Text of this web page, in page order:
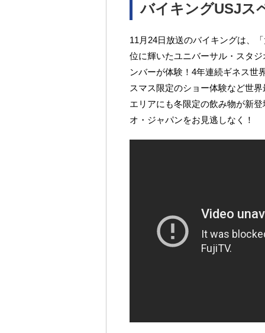
バイキングUSJス
11月24日放送のバイキングは、
位に輝いたユニバーサル・スタ
ンバーが体験！4年連続ギネス世
スマス限定のショー体験など世
エリアにも冬限定の飲み物が新
オ・ジャパンをお見逃しなく！